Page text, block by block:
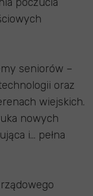
seniorów –
oraz
wiejskich.
nowych
i… pełna